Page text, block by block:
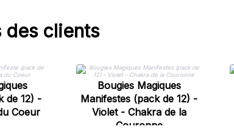
des clients
de 12) -
Coeur
Bougies Magiques
Manifestes (pack de 12) -
Violet - Chakra de la
Couronne